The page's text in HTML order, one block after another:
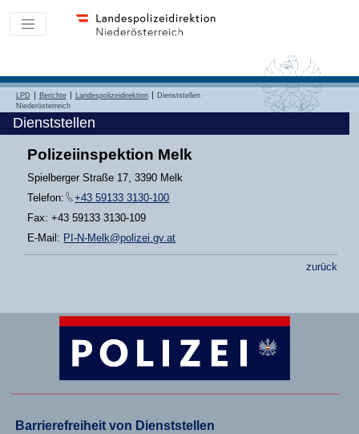
LPD Berichte Landespolizeidirektion
Dienststellen
Niederösterreich
Dienststellen
Polizeiinspektion Melk
Spielberger Straße 17, 3390 Melk
Telefon:
+43 59133 3130-100
Fax: +43 59133 3130-109
E-Mail: PI-N-Melk@polizei.gv.at
zurück
Barrierefreiheit von Dienststellen